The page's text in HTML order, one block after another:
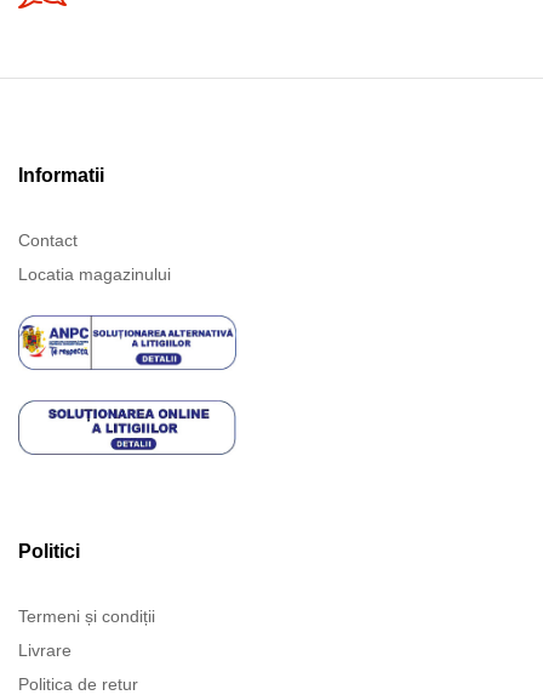
Informatii
Contact
Locatia magazinului
Politici
Termeni și condiții
Livrare
Politica de retur